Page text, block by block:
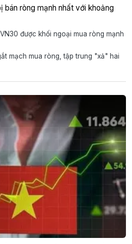
bán ròng mạnh nhất với khoảng
được khối ngoại mua ròng mạnh
mạch mua ròng, tập trung "xả" hai